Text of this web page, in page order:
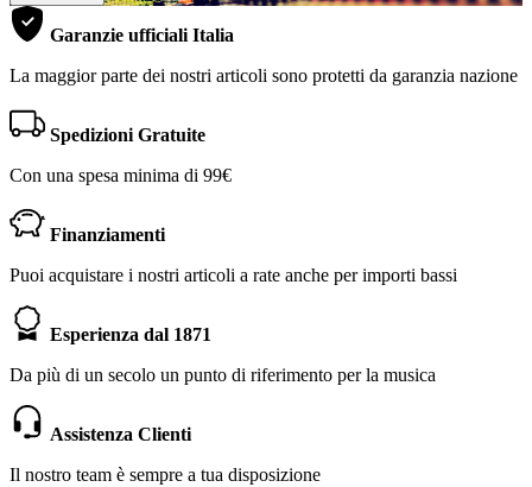
Garanzie ufficiali Italia
La maggior parte dei nostri articoli sono protetti da garanzia nazione
Spedizioni Gratuite
Con una spesa minima di 99€
Finanziamenti
Puoi acquistare i nostri articoli a rate anche per importi bassi
Esperienza dal 1871
Da più di un secolo un punto di riferimento per la musica
Assistenza Clienti
Il nostro team è sempre a tua disposizione